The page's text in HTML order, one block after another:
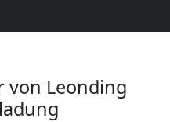
von Leonding